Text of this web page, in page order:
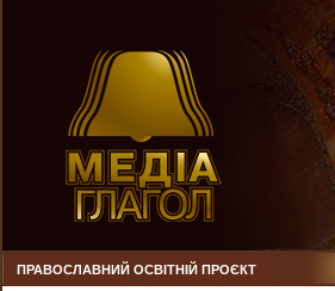
ПРАВОСЛАВНИЙ ОСВІТНІЙ ПРОЄКТ